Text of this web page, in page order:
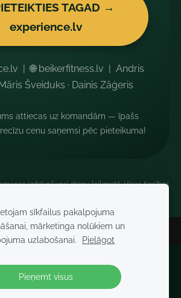
TAGAD →
experience.lv
| 🌐 beikerfitness.lv | Andris
Šveiduks · Dainis Zāģeris
attiecas uz komandām — īpašs
cenu saņemsi pēc pieteikuma!
izdzīvošanai dronu laikmetā. Visas tiesības
Sīkdatnes
sīkfailus pakalpojuma
mārketinga nolūkiem un
uzlabošanai.
Pielāgot
Pieņemt visus